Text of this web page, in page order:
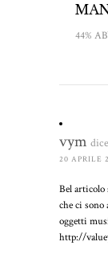
44%
vym
20 APRILE
Bel articolo
che ci
oggetti
http://